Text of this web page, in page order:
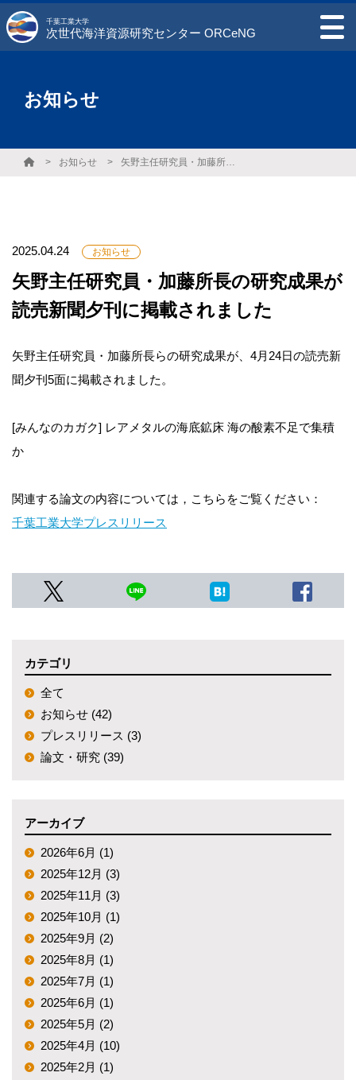
千葉工業大学
次世代海洋資源研究センター ORCeNG
お知らせ
お知らせ 矢野主任研究員・加藤所長の研究成果が読売新聞夕刊に掲載されました
2025.04.24 お知らせ
矢野主任研究員・加藤所長の研究成果が
読売新聞夕刊に掲載されました
矢野主任研究員・加藤所長らの研究成果が、4月24日の読売新
聞夕刊5面に掲載されました。
[みんなのカガク] レアメタルの海底鉱床 海の酸素不足で集積
か
関連する論文の内容については，こちらをご覧ください：
千葉工業大学プレスリリース
カテゴリ
全て
お知らせ (42)
プレスリリース (3)
論文・研究 (39)
アーカイブ
2026年6月 (1)
2025年12月 (3)
2025年11月 (3)
2025年10月 (1)
2025年9月 (2)
2025年8月 (1)
2025年7月 (1)
2025年6月 (1)
2025年5月 (2)
2025年4月 (10)
2025年2月 (1)